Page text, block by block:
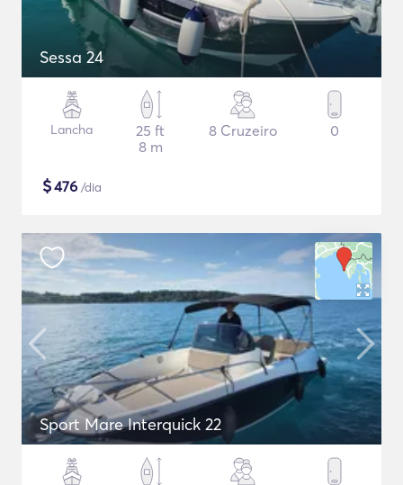
Sessa 24
Lancha
25 ft
8 m
8 Cruzeiro 0
$476 /dia
Sport Mare Interquick 22